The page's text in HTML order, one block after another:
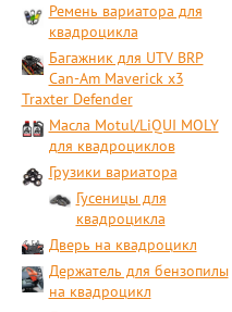
Ремень вариатора для
квадроцикла
Багажник для UTV BRP
Can-Am Maverick x3
Traxter Defender
Масла Motul/LiQUI MOLY
для квадроциклов
Грузики вариатора
Гусеницы для
квадроцикла
Дверь на квадроцикл
Держатель для бензопилы
на квадроцикл